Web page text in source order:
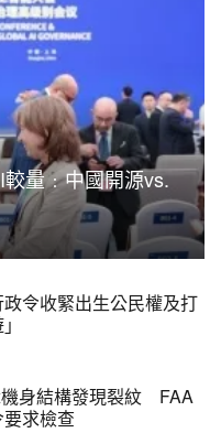
量﹕中國開源vs.
令收緊出生公民權及打
身結構發現裂紋 FAA
求檢查